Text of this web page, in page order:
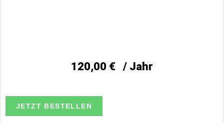
120,00 € / Jahr
JETZT BESTELLEN